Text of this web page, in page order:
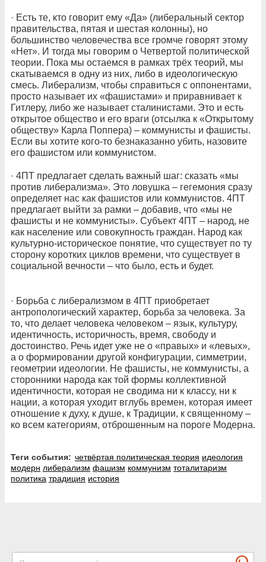
· Есть те, кто говорит ему «Да» (либеральный сектор
правительства, пятая и шестая колонны), но
большинство человечества все громче говорят этому
«Нет». И тогда мы говорим о Четвертой политической
теории. Пока мы остаемся в рамках трёх теорий, мы
скатываемся в одну из них, либо в идеологическую
смесь. Либерализм, чтобы справиться с оппонентами,
просто называет их «фашистами» и приравнивает к
Гитлеру, либо же называет сталинистами. Это и есть
открытое общество и его враги (отсылка к «Открытому
обществу» Карла Поппера) – коммунисты и фашисты.
Если вы хотите кого-то безнаказанно убить, назовите
его фашистом или коммунистом.
· 4ПТ предлагает сделать важный шаг: сказать «мы
против либерализма». Это ловушка – гегемония сразу
определяет нас как фашистов или коммунистов. 4ПТ
предлагает выйти за рамки – добавив, что «мы не
фашисты и не коммунисты». Субъект 4ПТ – народ, не
как население или совокупность граждан. Народ как
культурно-историческое понятие, что существует по ту
сторону коротких циклов времени, что существует в
социальной вечности – что было, есть и будет.
· Борьба с либерализмом в 4ПТ приобретает
антропологический характер, борьба за человека. За
то, что делает человека человеком – язык, культуру,
идентичность, историчность, время, свободу и
достоинство. Речь идет уже не о «правых» и «левых»,
а о формировании другой конфигурации, симметрии,
геометрии идеологии. Не фашисты, не коммунисты, а
сторонники народа как той формы коллективной
идентичности, которая не сводима ни к классу, ни к
нации, а которая уходит вглубь времен, которая имеет
отношение к духу, к душе, к Традиции, к священному –
ко всем категориям, отброшенным на пороге Модерна.
Теги события: четвёртая политическая теория идеология
модерн либерализм фашизм коммунизм тоталитаризм
политика традиция история